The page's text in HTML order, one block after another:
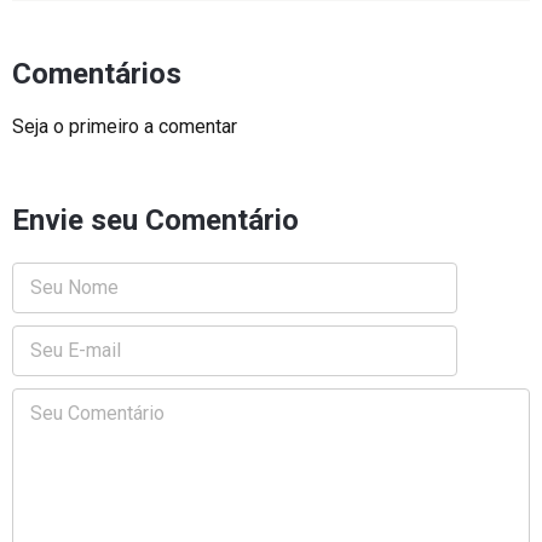
Comentários
Seja o primeiro a comentar
Envie seu Comentário